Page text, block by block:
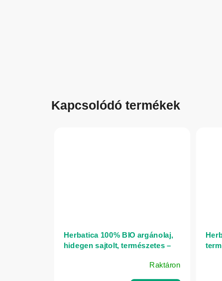
Kapcsolódó termékek
Herbatica 100% BIO argánolaj,
hidegen sajtolt, természetes –
Raktáron